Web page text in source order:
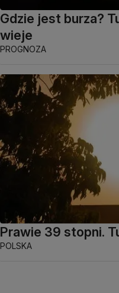
Gdzie jest burza?
wieje
PROGNOZA
Prawie 39 stopni.
POLSKA